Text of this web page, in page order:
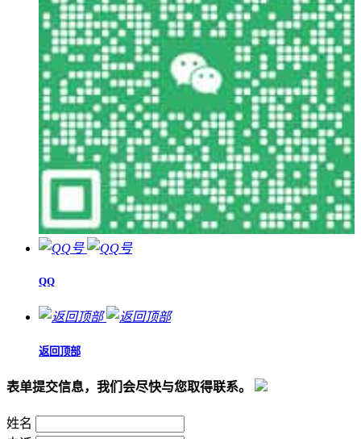
QQ
返回顶部
表单提交信息，我们会尽快与您取得联系。
姓名